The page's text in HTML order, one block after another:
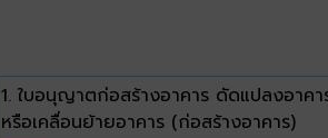
1. ใบอนุญาตก่อสร้างอาคาร ดัดแปลงอาค
หรือเคลื่อนย้ายอาคาร (ก่อสร้างอาคาร)